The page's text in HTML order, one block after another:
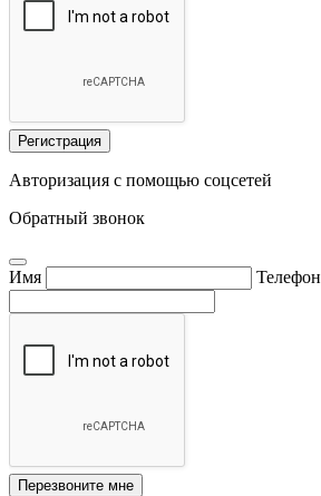
Регистрация
Авторизация с помощью соцсетей
Обратный звонок
Имя Телефон
Перезвоните мне